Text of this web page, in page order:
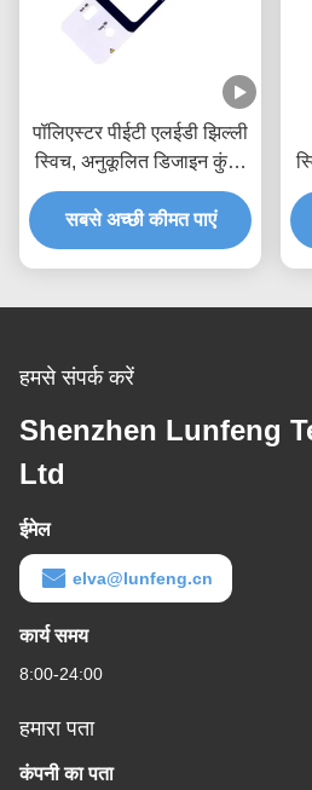
पॉलिएस्टर पीईटी एलईडी झिल्ली
स्विच, अनुकूलित डिजाइन कुंजी
झिल्ली स्विच
सबसे अच्छी कीमत पाएं
हमसे संपर्क करें
Shenzhen Lunfeng
Ltd
ईमेल
elva@lunfeng.cn
कार्य समय
8:00-24:00
हमारा पता
कंपनी का पता